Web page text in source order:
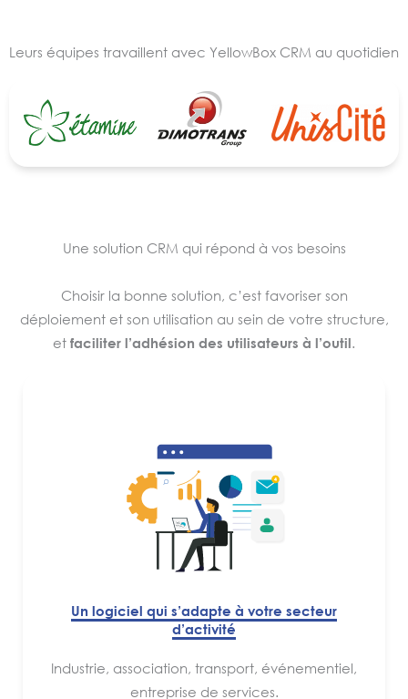
Leurs équipes travaillent avec YellowBox CRM au quotidien
Une solution CRM qui répond à vos besoins
Choisir la bonne solution, c’est favoriser son
déploiement et son utilisation au sein de votre structure,
et faciliter l’adhésion des utilisateurs à l’outil.
Un logiciel qui s’adapte à votre secteur
d’activité
Industrie, association, transport, événementiel,
entreprise de services.